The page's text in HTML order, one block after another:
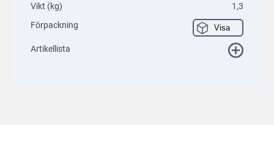
Vikt (kg)
1,3
Förpackning
Visa
Artikellista